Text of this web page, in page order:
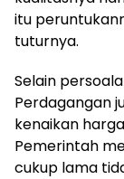
itu
tuturnya.
Selain
Perdagangan
kenaikan
Pemerintah
cukup lama